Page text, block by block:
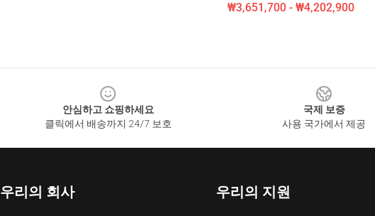
₩3,651,700 - ₩4,202,900
안심하고 쇼핑하세요
클릭에서 배송까지 24/7 보호
국제 보증
사용 국가에서 제공
우리의 회사 우리의 지원